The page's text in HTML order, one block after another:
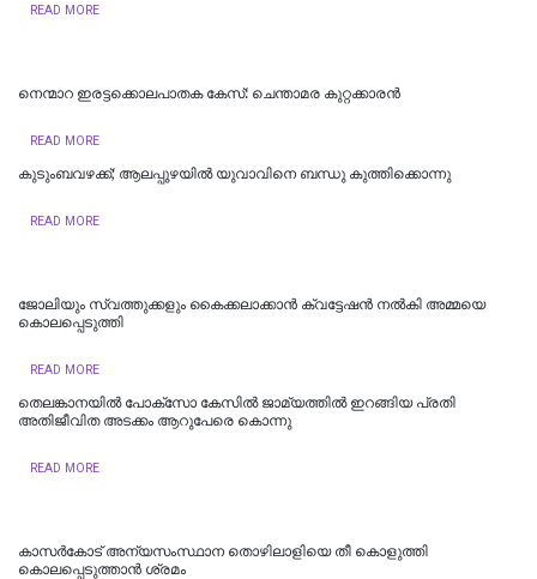
READ MORE
നെന്മാറ ഇരട്ടക്കൊലപാതക കേസ്: ചെന്താമര കുറ്റക്കാരൻ
READ MORE
കുടുംബവഴക്ക്; ആലപ്പുഴയില്‍ യുവാവിനെ ബന്ധു കുത്തിക്കൊന്നു
READ MORE
ജോലിയും സ്വത്തുക്കളും കൈക്കലാക്കാൻ ക്വട്ടേഷൻ നൽകി അമ്മയെ
കൊലപ്പെടുത്തി
READ MORE
തെലങ്കാനയിൽ പോക്‌സോ കേസില്‍ ജാമ്യത്തില്‍ ഇറങ്ങിയ പ്രതി
അതിജീവിത അടക്കം ആറുപേരെ കൊന്നു
READ MORE
കാസര്‍കോട് അന്യസംസ്ഥാന തൊഴിലാളിയെ തീ കൊളുത്തി
കൊലപ്പെടുത്താന്‍ ശ്രമം